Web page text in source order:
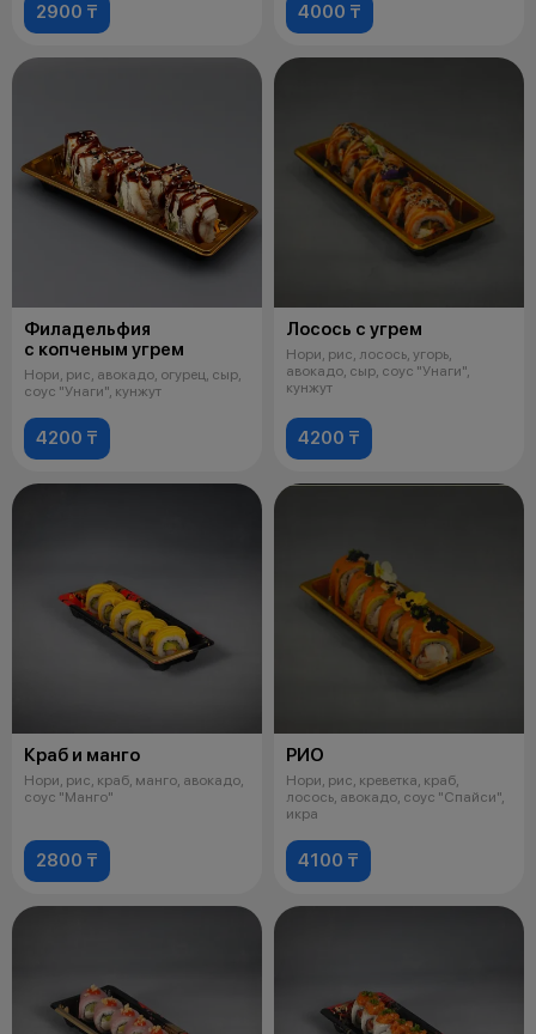
2900 ₸ 4000 ₸
Филадельфия
с копченым угрем
Нори, рис, авокадо, огурец, сыр,
соус "Унаги", кунжут
4200 ₸
Лосось с угрем
Нори, рис, лосось, угорь,
авокадо, сыр, соус "Унаги",
кунжут
4200 ₸
Краб и манго
Нори, рис, краб, манго, авокадо,
соус "Манго"
2800 ₸
РИО
Нори, рис, креветка, краб,
лосось, авокадо, соус "Спайси",
икра
4100 ₸